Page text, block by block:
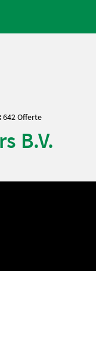
642 Offerte
B.V.